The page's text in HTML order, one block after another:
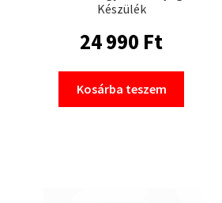
Készülék
24 990 Ft
Kosárba teszem